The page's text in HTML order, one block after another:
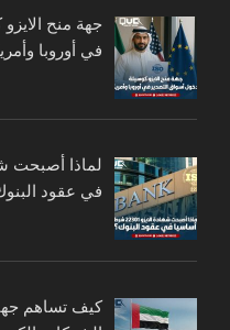
جهة منح
في أوروبا
في عقود
كيف تساهم